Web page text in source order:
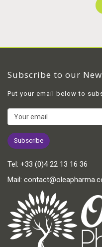
Subscribe to our
Put your email below to
Tel: +33 (0)4 22 13 16 36
Mail: